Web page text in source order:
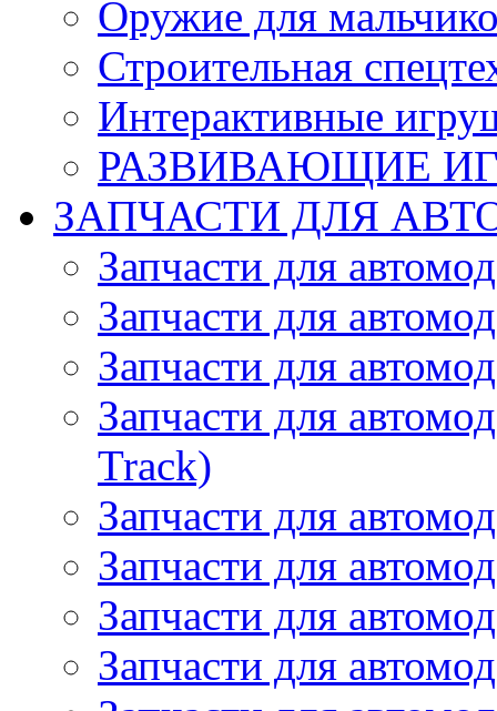
Оружие для
Строительная
Интерактивные
РАЗВИВАЮЩИЕ
ЗАПЧАСТИ ДЛЯ
Запчасти для
Запчасти для
Запчасти для
Запчасти для
Track)
Запчасти для
Запчасти для
Запчасти для
Запчасти для